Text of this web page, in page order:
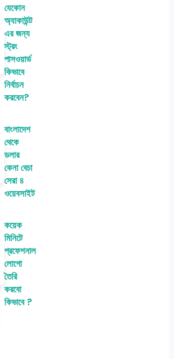
যেকোন
অ্যাকাউন্ট
এর জন্য
স্ট্রং
পাসওয়ার্ড
কিভাবে
নির্বাচন
করবেন?
বাংলাদেশ
থেকে
ডলার
কেনা বেচা
সেরা ৪
ওয়েবসাইট
কয়েক
মিনিটে
প্রফেশনাল
লোগো
তৈরি
করবো
কিভাবে ?